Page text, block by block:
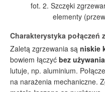
fot. 2. Szczęki
elementy
Charakterystyka połączeń
Zaletą zgrzewania są niskie
bowiem łączyć bez
lutuje, np. aluminium.
na narażenia mechaniczne.